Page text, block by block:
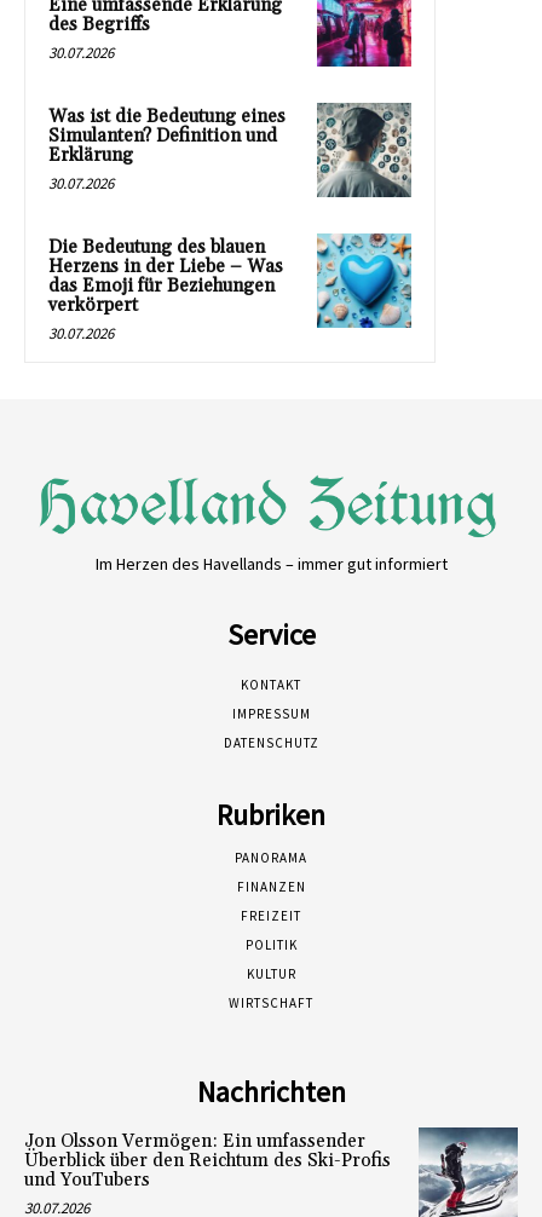
Eine umfassende Erklärung
des Begriffs
30.07.2026
Was ist die Bedeutung eines
Simulanten? Definition und
Erklärung
30.07.2026
Die Bedeutung des blauen
Herzens in der Liebe – Was
das Emoji für Beziehungen
verkörpert
30.07.2026
Im Herzen des Havellands – immer gut informiert
Service
KONTAKT
IMPRESSUM
DATENSCHUTZ
Rubriken
PANORAMA
FINANZEN
FREIZEIT
POLITIK
KULTUR
WIRTSCHAFT
Nachrichten
Jon Olsson Vermögen: Ein umfassender
Überblick über den Reichtum des Ski-Profis
und YouTubers
30.07.2026